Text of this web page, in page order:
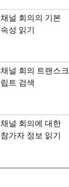
채널 회의의 기본
속성 읽기
채널 회의 트랜스크
립트 검색
채널 회의에 대한
참가자 정보 읽기